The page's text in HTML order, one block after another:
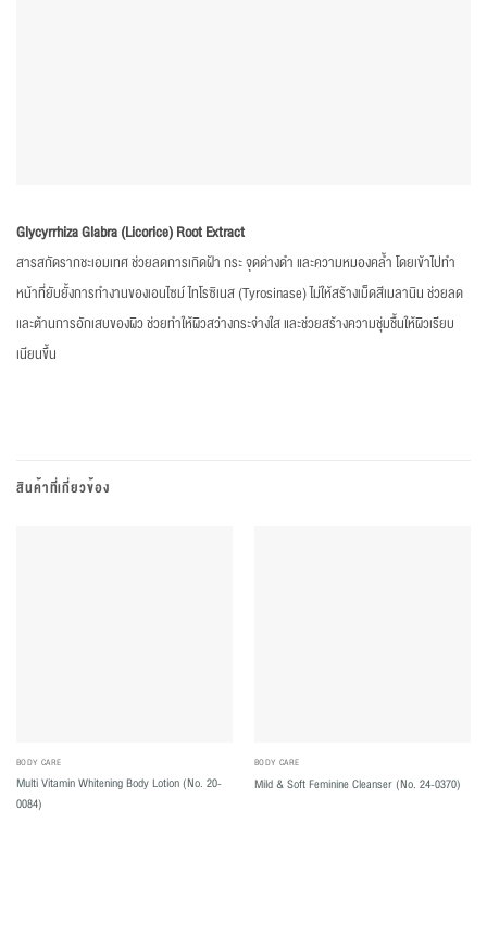
Glycyrrhiza Glabra (Licorice) Root Extract
สารสกัดรากชะเอมเทศ ช่วยลดการเกิดฝ้า กระ จุดด่างดำ และความหมองคล้ำ โดยเข้าไปทำ
หน้าที่ยับยั้งการทำงานของเอนไซม์ ไทโรซิเนส (Tyrosinase) ไม่ให้สร้างเม็ดสีเมลานิน ช่วยลด
และต้านการอักเสบของผิว ช่วยทำให้ผิวสว่างกระจ่างใส และช่วยสร้างความชุ่มชื้นให้ผิวเรียบ
เนียนขึ้น
สินค้าที่เกี่ยวข้อง
BODY CARE
Multi Vitamin Whitening Body Lotion (No. 20-
0084)
BODY CARE
Mild & Soft Feminine Cleanser (No. 24-0370)